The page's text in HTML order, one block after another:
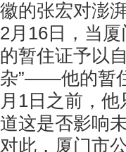
徽的张宏对澎
2月16日，当
的暂住证予以
杂”——他的暂
月1日之前，
道这是否影响
对此，厦门市